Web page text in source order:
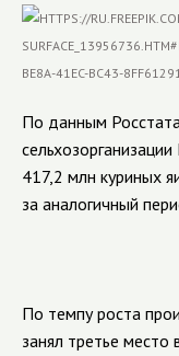
По данным
417,2 млн куриных
за аналогичный
По темпу роста
занял третье